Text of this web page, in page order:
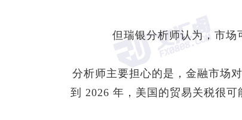
但瑞银分析师认为，市场
分析师主要担心的是，金融市场
到 2026 年，美国的贸易关税很